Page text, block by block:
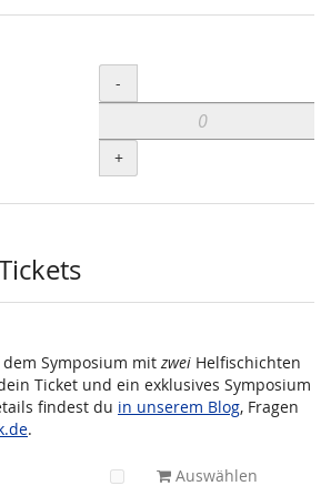
Menge
-
+
Symposium mitzwei Helfischichten
Ticket und ein exklusives Symposium
findest du in unserem Blog, Fragen
.
Auswählen